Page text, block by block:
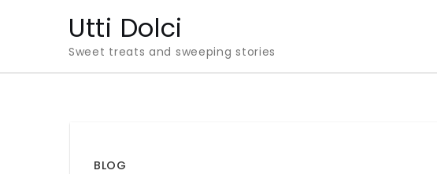
Utti Dolci
Sweet treats and sweeping stories
BLOG